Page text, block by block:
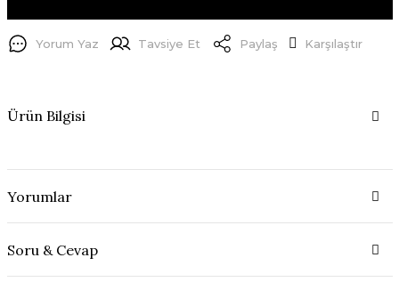
Yorum Yaz Tavsiye Et Paylaş Karşılaştır
Ürün Bilgisi
Yorumlar
Soru & Cevap